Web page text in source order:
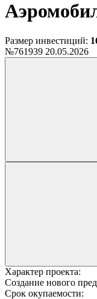
Размер инвестиций:
№761939 20.05.2026
Характер проекта:
Создание нового
Срок окупаемости: